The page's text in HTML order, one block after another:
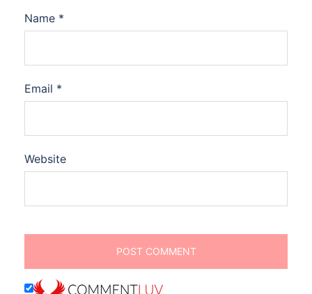
Name *
Email *
Website